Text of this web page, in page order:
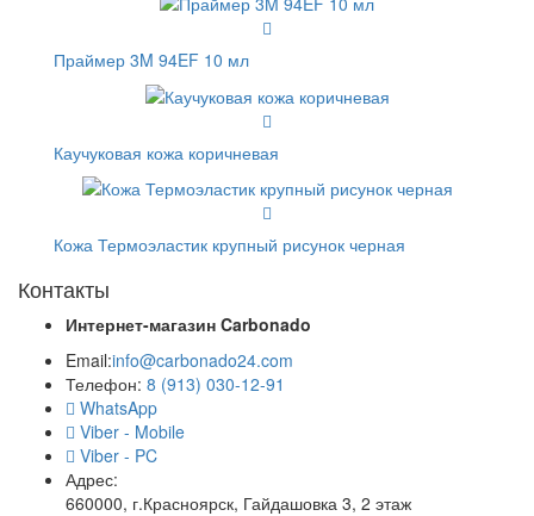
Праймер 3M 94EF 10 мл
Каучуковая кожа коричневая
Кожа Термоэластик крупный рисунок черная
Контакты
Интернет-магазин Carbonado
Email:info@carbonado24.com
Телефон: 8 (913) 030-12-91
WhatsApp
Viber - Mobile
Viber - PC
Адрес:
660000, г.Красноярск, Гайдашовка 3, 2 этаж